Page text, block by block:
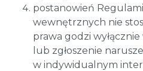
postanowień
wewnętrznych nie
prawa godzi
lub zgłoszenie
w indywidualnym